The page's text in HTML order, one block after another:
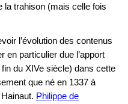
la trahison (mais celle fois
l’évolution des contenus
en particulier due l’apport
du XIVe siècle) dans cette
que né en 1337 à
Philippe de